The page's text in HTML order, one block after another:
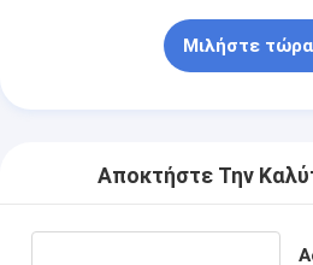
Μιλήστε
Αποκτήστε Την